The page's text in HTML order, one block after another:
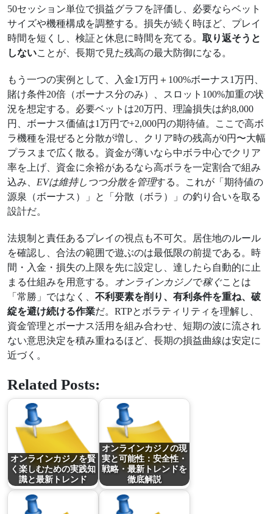
50セッション単位で損益グラフを評価し、必要ならベット
サイズや機種構成を調整する。損失が続く時ほど、プレイ
時間を短くし、検証と休息に時間を充てる。 取り返そうと
しないことが、長期で見た残高の最大防御になる。
もう一つの実例として、入金1万円＋100%ボーナス1万円、
賭け条件20倍（ボーナス分のみ）、スロット100%加重の状
況を想定する。必要ベットは20万円、理論損失は約8,000
円、ボーナス価値は1万円で+2,000円の期待値。ここで高ボ
ラ機種を混ぜると分散が増し、クリア時の残高が0円〜大幅
プラスまで広く散る。資金が薄いなら中ボラ中心でクリア
率を上げ、資金に余裕があるなら高ボラを一定割合で組み
込み、 EVは維持しつつ分散を管理する。これが「期待値の
源泉（ボーナス）」と「分散（ボラ）」の釣り合いを取る
設計だ。
法規制と責任あるプレイの視点も不可欠。居住地のルール
を確認し、合法の範囲で遊ぶのは最低限の前提である。時
間・入金・損失の上限を先に設定し、達したら自動的に止
まる仕組みを用意する。 オンラインカジノで稼ぐことは
「常勝」ではなく、 不利要素を削り、有利条件を重ね、破
綻を避け続ける作業だ。RTPとボラティリティを理解し、
資金管理とボーナス活用を組み合わせ、短期の波に流され
ない意思決定を積み重ねるほど、長期の損益曲線は安定に
近づく。
Related Posts:
オンラインカジノを賢
く楽しむための実践知
識と最新トレンド
オンラインカジノの現
実と可能性：安全性・
戦略・最新トレンドを
徹底解説